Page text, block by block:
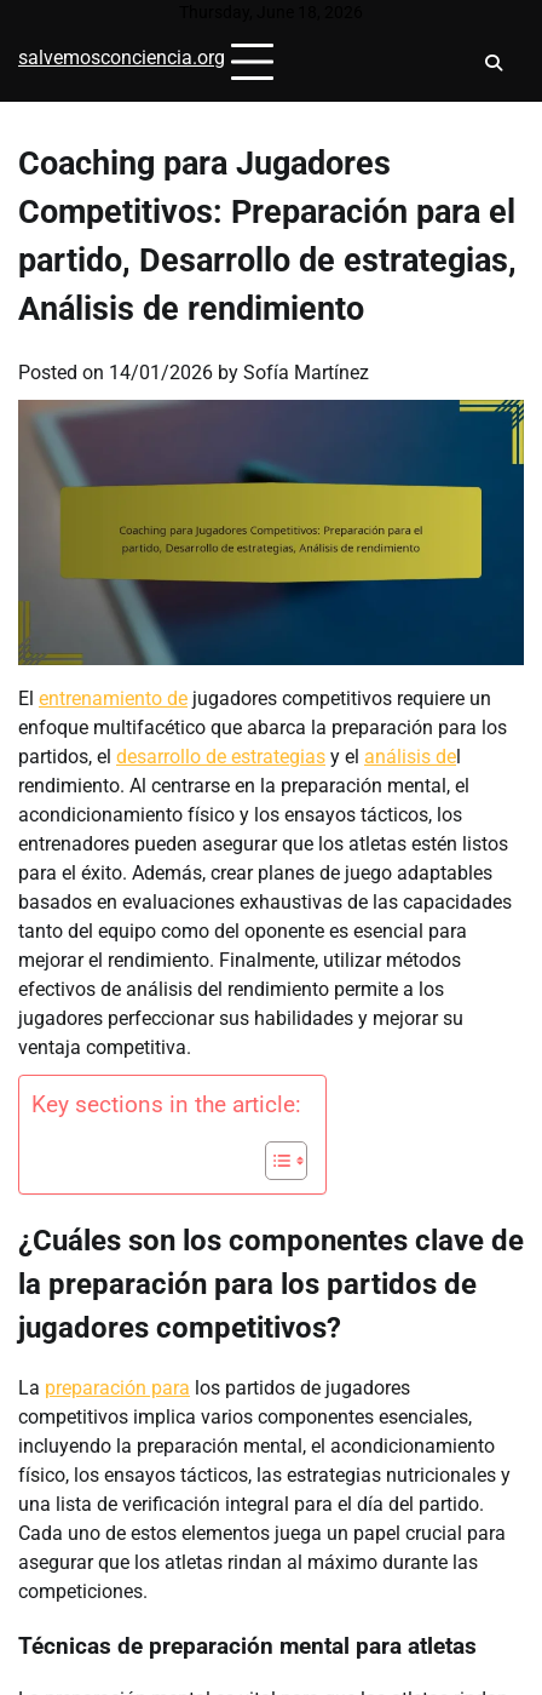
content
salvemosconciencia.org
Coaching para Jugadores
Competitivos: Preparación para el
partido, Desarrollo de estrategias,
Análisis de rendimiento
Posted on 14/01/2026 by Sofía Martínez
El entrenamiento de jugadores competitivos requiere un
enfoque multifacético que abarca la preparación para los
partidos, el desarrollo de estrategias y el análisis del
rendimiento. Al centrarse en la preparación mental, el
acondicionamiento físico y los ensayos tácticos, los
entrenadores pueden asegurar que los atletas estén listos
para el éxito. Además, crear planes de juego adaptables
basados en evaluaciones exhaustivas de las capacidades
tanto del equipo como del oponente es esencial para
mejorar el rendimiento. Finalmente, utilizar métodos
efectivos de análisis del rendimiento permite a los
jugadores perfeccionar sus habilidades y mejorar su
ventaja competitiva.
Key sections in the article:
¿Cuáles son los componentes clave de
la preparación para los partidos de
jugadores competitivos?
La preparación para los partidos de jugadores
competitivos implica varios componentes esenciales,
incluyendo la preparación mental, el acondicionamiento
físico, los ensayos tácticos, las estrategias nutricionales y
una lista de verificación integral para el día del partido.
Cada uno de estos elementos juega un papel crucial para
asegurar que los atletas rindan al máximo durante las
competiciones.
Técnicas de preparación mental para atletas